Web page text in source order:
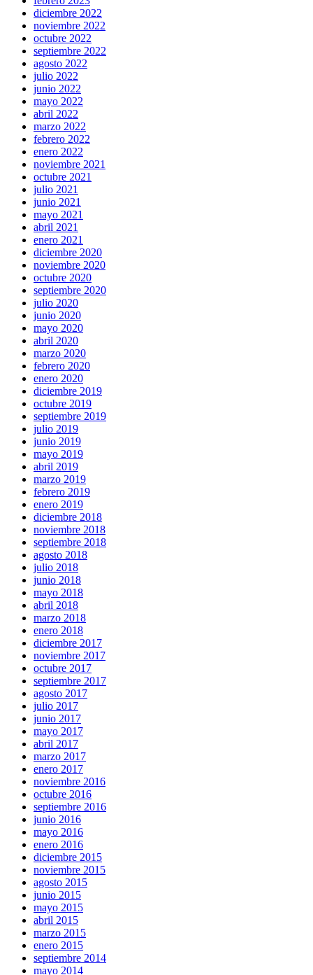
diciembre 2022
noviembre 2022
octubre 2022
septiembre 2022
agosto 2022
julio 2022
junio 2022
mayo 2022
abril 2022
marzo 2022
febrero 2022
enero 2022
noviembre 2021
octubre 2021
julio 2021
junio 2021
mayo 2021
abril 2021
enero 2021
diciembre 2020
noviembre 2020
octubre 2020
septiembre 2020
julio 2020
junio 2020
mayo 2020
abril 2020
marzo 2020
febrero 2020
enero 2020
diciembre 2019
octubre 2019
septiembre 2019
julio 2019
junio 2019
mayo 2019
abril 2019
marzo 2019
febrero 2019
enero 2019
diciembre 2018
noviembre 2018
septiembre 2018
agosto 2018
julio 2018
junio 2018
mayo 2018
abril 2018
marzo 2018
enero 2018
diciembre 2017
noviembre 2017
octubre 2017
septiembre 2017
agosto 2017
julio 2017
junio 2017
mayo 2017
abril 2017
marzo 2017
enero 2017
noviembre 2016
octubre 2016
septiembre 2016
junio 2016
mayo 2016
enero 2016
diciembre 2015
noviembre 2015
agosto 2015
junio 2015
mayo 2015
abril 2015
marzo 2015
enero 2015
septiembre 2014
mayo 2014